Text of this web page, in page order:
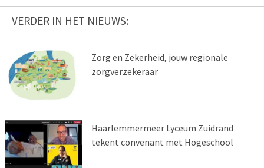
VERDER IN HET NIEUWS:
Zorg en Zekerheid, jouw regionale
zorgverzekeraar
Haarlemmermeer Lyceum Zuidrand
tekent convenant met Hogeschool